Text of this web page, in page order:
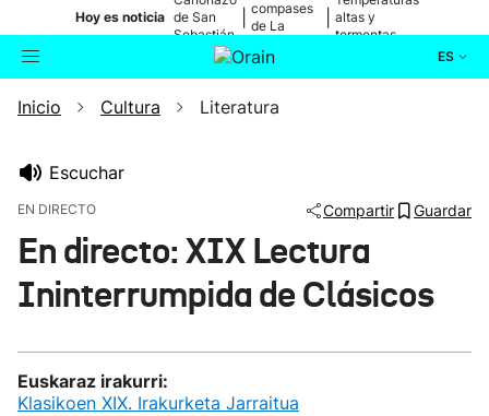
Hoy es noticia de San
Sebastián
compases
de La
altas y
tormentas
ES
Buscador Actualidad
Ikusmiran
Eguraldia
Inicio Cultura Literatura
Escuchar
EN DIRECTO Compartir Guardar
En directo: XIX Lectura
Ininterrumpida de Clásicos
La emisión ha expirado.
Euskaraz irakurri:
Klasikoen XIX. Irakurketa Jarraitua